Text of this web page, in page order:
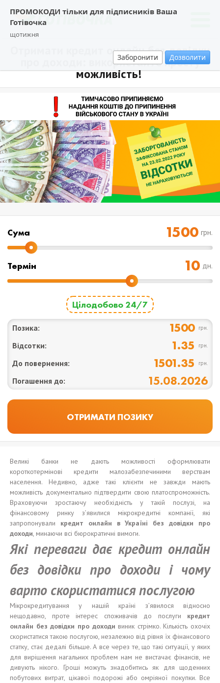
ПРОМОКОДИ тільки для підписників Ваша
Готівочка
щотижня
Заборонити Дозволити
Отримати кредит онлайн без довідки
про доходи: використайте просту
можливість!
Cума грн.
Термін дн.
Цілодобово 24/7
Позика: 1500 грн.
Відсотки: 1.35 грн.
До повернення: 1501.35 грн.
Погашення до: 15.08.2026
Великі банки не дають можливості оформлювати
короткотермінові кредити малозабезпечиними верствам
населення. Недивно, адже такі клієнти не завжди мають
можливість документально підтвердити свою платоспроможність.
Враховуючи зростаючу необхідність у такій послузі, на
фінансовому ринку з’явилися мікрокредитні компанії, які
запропонували кредит онлайн в Україні без довідки про
доходи, минаючи всі бюрократичні вимоги.
Які переваги дає кредит онлайн
без довідки про доходи і чому
варто скористатися послугою
Мікрокредитування у нашій країні з’явилося відносно
нещодавно, проте інтерес споживачів до послуги кредит
онлайн без довідки про доходи виник стрімко. Кількість охочіх
скористатися такою послугою, незалежно від рівня їх фінансового
статку, стає дедалі більше. А все через те, що такі ситуації, у яких
для вирішення нагальних проблем нам не вистачає фінансів, не
дивують нікого. Гроші можуть знадобитись як для щоденних
побутових витрат, цікавої подорожі або омріяної покупки. Все